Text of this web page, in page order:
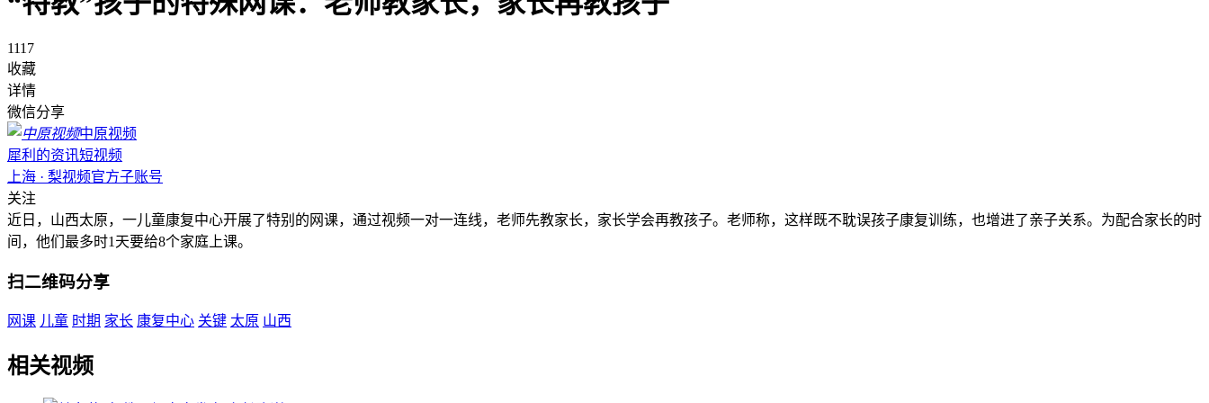
1117
收藏
详情
微信分享
中原视频
犀利的资讯短视频
上海 · 梨视频官方子账号
关注
近日，山西太原，一儿童康复中心开展了特别的网课，通过视频一对一连线，老师先教家长，家长学会再教孩子。老师称，这样既不耽误孩子康复训练，也增进了亲子关系。为配合家长的时
间，他们最多时1天要给8个家庭上课。
扫二维码分享
网课 儿童 时期 家长 康复中心 关键 太原 山西
相关视频